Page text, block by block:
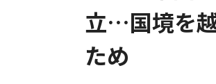
立…国境を
ため